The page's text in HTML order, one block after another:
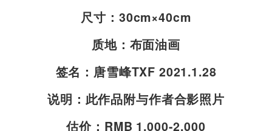
尺寸：30cm×40cm
质地：布面油画
签名：唐雪峰TXF 2021.1.28
说明：此作品附与作者合影照片
估价：RMB 1,000-2,000